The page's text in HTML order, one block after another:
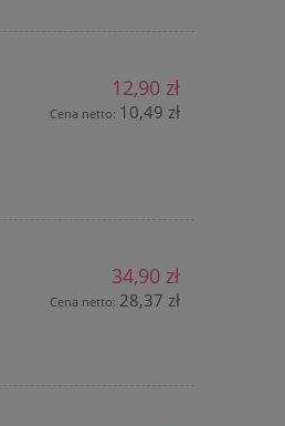
12,90 zł
Cena netto: 10,49 zł
34,90 zł
Cena netto: 28,37 zł